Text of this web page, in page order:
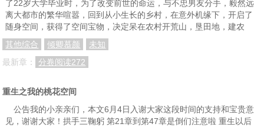
了22岁大学毕业时，为了改变前世的命运，与不忠男友分手，毅然远
离大都市的繁华喧嚣，回到从小生长的乡村，在意外机缘下，开启了
随身空间，获得了空间宝物，决定呆在农村开荒山，垦田地，建农
其他综合
倾卿慕颜
未知
最新章：
分卷阅读272
重生之我的桃花空间
公告我的小亲亲们，本文6月4日入谢大家这段时间的支持和宝贵意
见，谢谢大家！拱手三鞠躬 第21章到第47章是倒们注意啦 重生以后